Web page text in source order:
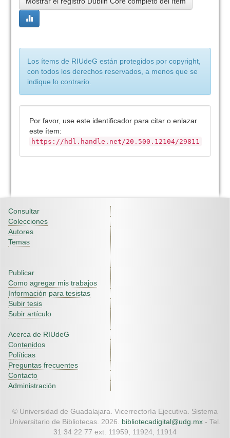
Los ítems de RIUdeG están protegidos por copyright,
con todos los derechos reservados, a menos que se
indique lo contrario.
Por favor, use este identificador para citar o enlazar
este ítem:
https://hdl.handle.net/20.500.12104/29811
Consultar
Colecciones
Autores
Temas
Publicar
Como agregar mis trabajos
Información para tesistas
Subir tesis
Subir artículo
Acerca de RIUdeG
Contenidos
Políticas
Preguntas frecuentes
Contacto
Administración
© Universidad de Guadalajara. Vicerrectoría Ejecutiva. Sistema
Universitario de Bibliotecas. 2026. bibliotecadigital@udg.mx - Tel.
31 34 22 77 ext. 11959, 11924, 11914